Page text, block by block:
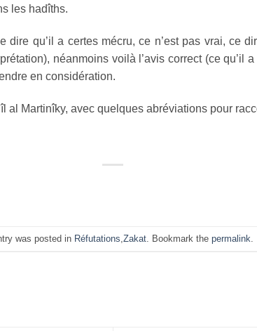
les hadîths.
dire qu’il a certes mécru, ce n’est pas vrai, ce
néanmoins voilà l’avis correct (ce qu’il
en considération.
al Martinîky, avec quelques abréviations pour
was posted in Réfutations ,Zakat . Bookmark thepermalink